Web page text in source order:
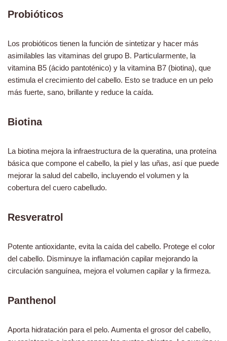
Probióticos
Los probióticos tienen la función de sintetizar y hacer más
asimilables las vitaminas del grupo B. Particularmente, la
vitamina B5 (ácido pantoténico) y la vitamina B7 (biotina), que
estimula el crecimiento del cabello. Esto se traduce en un pelo
más fuerte, sano, brillante y reduce la caída.
Biotina
La biotina mejora la infraestructura de la queratina, una proteína
básica que compone el cabello, la piel y las uñas, así que puede
mejorar la salud del cabello, incluyendo el volumen y la
cobertura del cuero cabelludo.
Resveratrol
Potente antioxidante, evita la caída del cabello. Protege el color
del cabello. Disminuye la inflamación capilar mejorando la
circulación sanguínea, mejora el volumen capilar y la firmeza.
Panthenol
Aporta hidratación para el pelo. Aumenta el grosor del cabello,